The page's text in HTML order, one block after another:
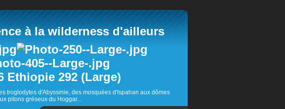
à la wilderness d'ailleurs
troglodytes d'Abyssinie, des mosquées d'Ispahan aux dômes
pitons gréseux du Hoggar...